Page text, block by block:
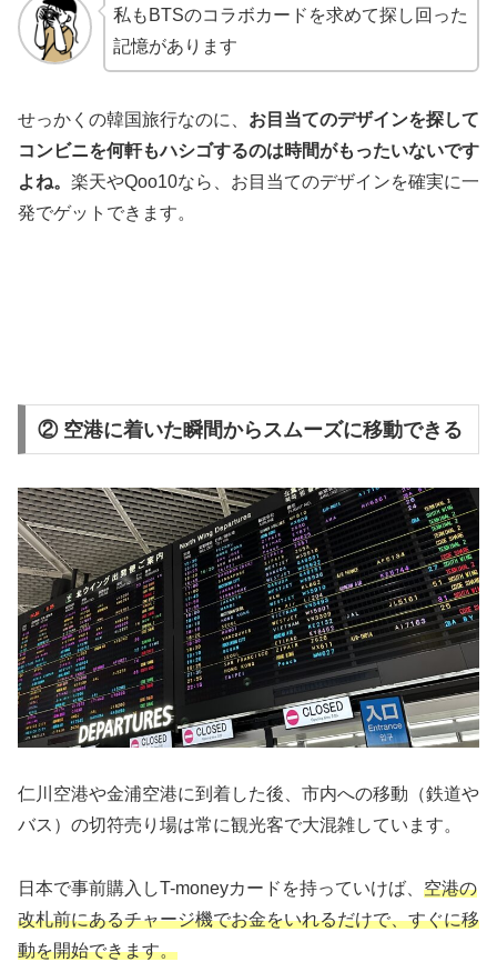
私もBTSのコラボカードを求めて探し回った
記憶があります
せっかくの韓国旅行なのに、 お目当てのデザインを探して
コンビニを何軒もハシゴするのは時間がもったいないです
よね。 楽天やQoo10なら、お目当てのデザインを確実に一
発でゲットできます。
② 空港に着いた瞬間からスムーズに移動できる
仁川空港や金浦空港に到着した後、市内への移動（鉄道や
バス）の切符売り場は常に観光客で大混雑しています。
日本で事前購入しT-moneyカードを持っていけば、 空港の
改札前にあるチャージ機でお金をいれるだけで、すぐに移
動を開始できます。